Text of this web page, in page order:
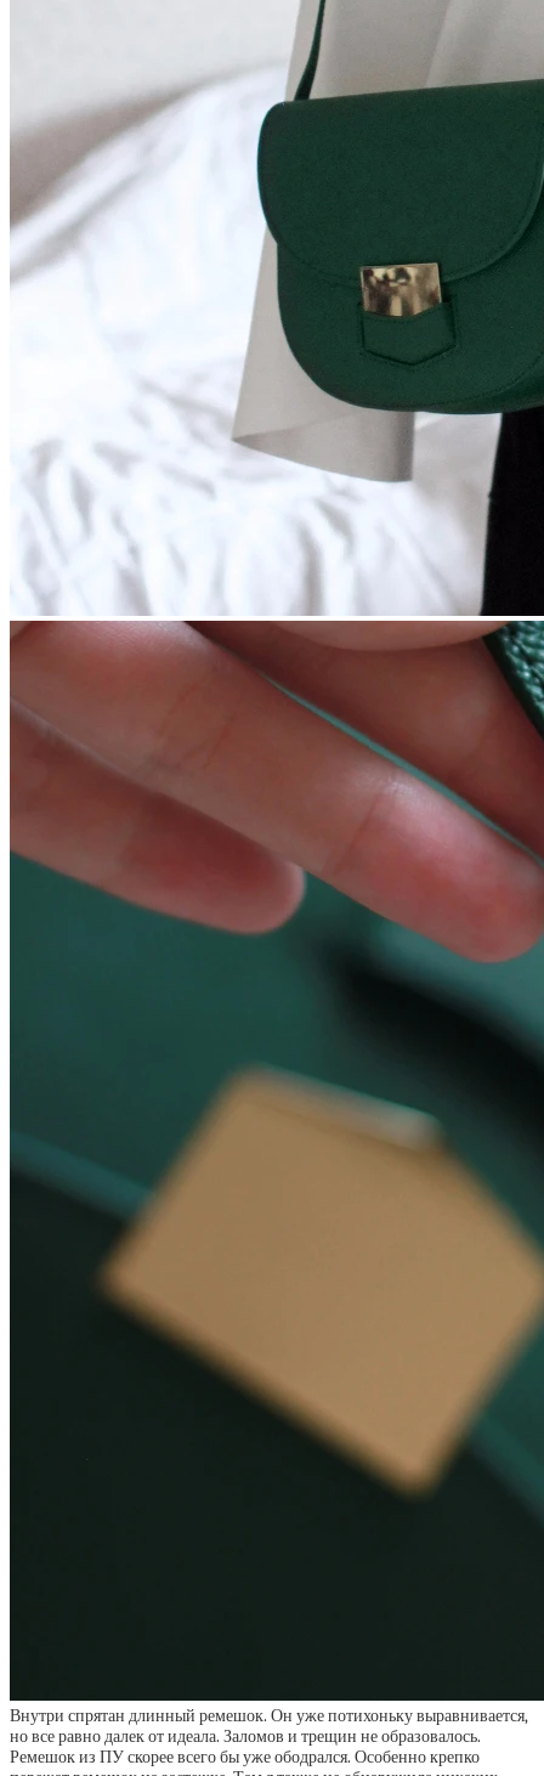
Внутри спрятан длинный ремешок. Он уже потихоньку выравнивается,
но все равно далек от идеала. Заломов и трещин не образовалось.
Ремешок из ПУ скорее всего бы уже ободрался. Особенно крепко